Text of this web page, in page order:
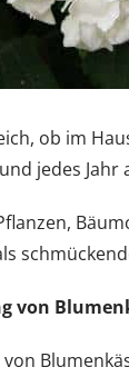
ob im
jedes Jahr
von